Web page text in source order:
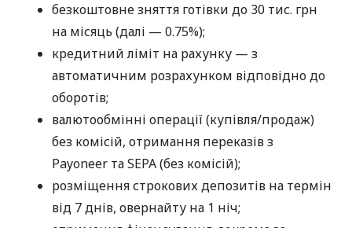
безкоштовне зняття готівки до 30 тис. грн
на місяць (далі — 0.75%);
кредитний ліміт на рахунку — з
автоматичним розрахунком відповідно до
оборотів;
валютообмінні операції (купівля/продаж)
без комісій, отримання переказів з
Payoneer та SEPA (без комісій);
розміщення строкових депозитів на термін
від 7 днів, овернайту на 1 ніч;